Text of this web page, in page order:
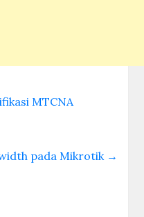
MTCNA
pada Mikrotik →